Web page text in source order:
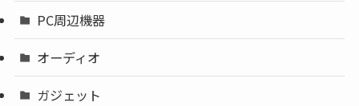
PC周辺機器
オーディオ
ガジェット